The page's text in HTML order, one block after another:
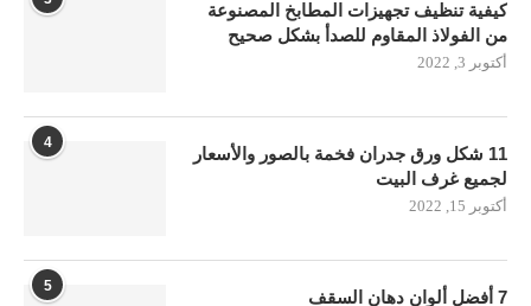
كيفية تنظيف تجهيزات المطابخ المصنوعة
من الفولاذ المقاوم للصدأ بشكل صحيح
أكتوبر 3, 2022
4
11 شكل ورق جدران فخمة بالصور والأسعار
لجميع غرف البيت
أكتوبر 15, 2022
5
7 أفضل ألوان دهان السقف